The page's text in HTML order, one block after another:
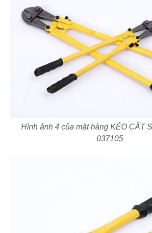
Hình ảnh 4 của mặt hàng KÉO CẮT
037105